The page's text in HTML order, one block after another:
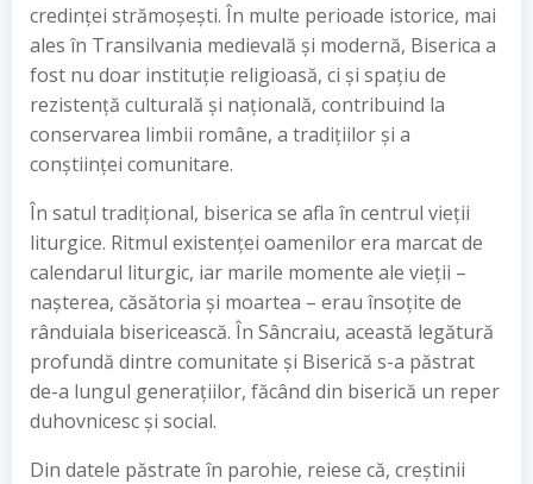
credinței strămoșești. În multe perioade istorice, mai
ales în Transilvania medievală și modernă, Biserica a
fost nu doar instituție religioasă, ci și spațiu de
rezistență culturală și națională, contribuind la
conservarea limbii române, a tradițiilor și a
conștiinței comunitare.
În satul tradițional, biserica se afla în centrul vieții
liturgice. Ritmul existenței oamenilor era marcat de
calendarul liturgic, iar marile momente ale vieții –
nașterea, căsătoria și moartea – erau însoțite de
rânduiala bisericească. În Sâncraiu, această legătură
profundă dintre comunitate și Biserică s-a păstrat
de-a lungul generațiilor, făcând din biserică un reper
duhovnicesc și social.
Din datele păstrate în parohie, reiese că, creștinii